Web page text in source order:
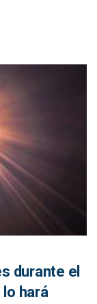
durante el
hará